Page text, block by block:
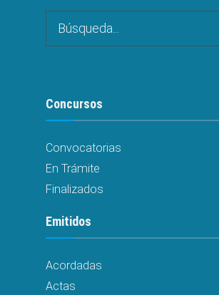
Concursos
Convocatorias
En Trámite
Finalizados
Emitidos
Acordadas
Actas